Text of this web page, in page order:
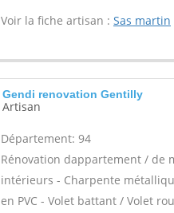
Voir la fiche artisan : Sas martin
Gendi renovation Gentilly
Artisan
Département: 94
Rénovation dappartement / de
intérieurs - Charpente
en PVC - Volet battant / Volet